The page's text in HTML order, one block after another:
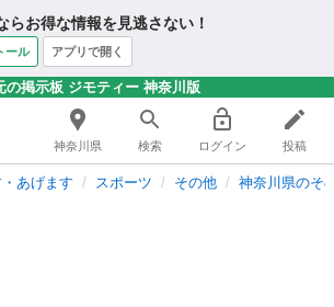
らお得な情報を見逃さない！
ール アプリで開く
の掲示板 ジモティー 神奈川版
神奈川県 検索 ログイン 投稿
あげます スポーツ その他 神奈川県のそ